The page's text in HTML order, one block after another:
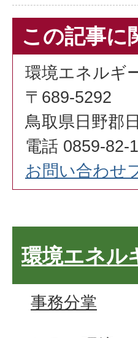
この記事に
環境エネルギ
〒689-5292
鳥取県日野郡
電話 0859-82-
お問い合わせ
環境エネル
事務分掌